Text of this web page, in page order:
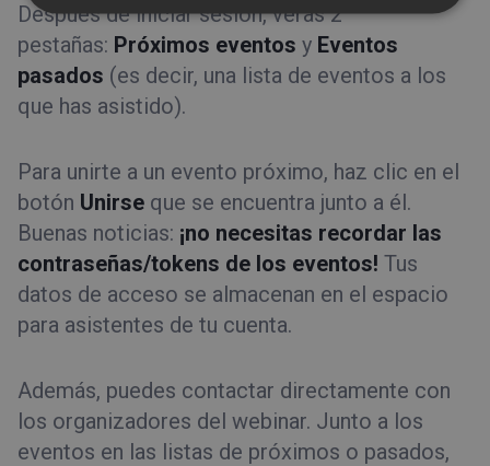
Después de iniciar sesión, verás 2
pestañas: Próximos eventos y Eventos
pasados (es decir, una lista de eventos a los
que has asistido).
Para unirte a un evento próximo, haz clic en el
botón Unirse que se encuentra junto a él.
Buenas noticias: ¡no necesitas recordar las
contraseñas/tokens de los eventos! Tus
datos de acceso se almacenan en el espacio
para asistentes de tu cuenta.
Además, puedes contactar directamente con
los organizadores del webinar. Junto a los
eventos en las listas de próximos o pasados,